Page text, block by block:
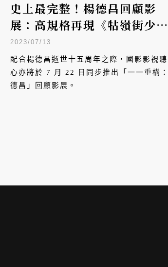
史上最完整！楊德昌回顧影
展：高規格再現《牯嶺街少年
殺人事件》與「楊德昌的十大
電影」
2023/07/13
配合楊德昌逝世十五周年之際，國影影視聽
心亦將於 7 月 22 日同步推出「一一重構
德昌」回顧影展。